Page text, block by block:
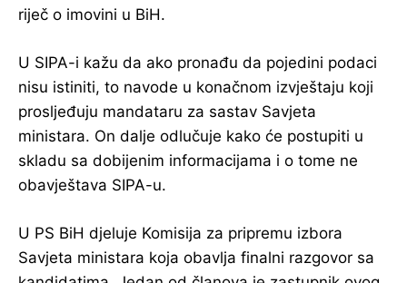
riječ o imovini u BiH.
U SIPA-i kažu da ako pronađu da pojedini podaci
nisu istiniti, to navode u konačnom izvještaju koji
prosljeđuju mandataru za sastav Savjeta
ministara. On dalje odlučuje kako će postupiti u
skladu sa dobijenim informacijama i o tome ne
obavještava SIPA-u.
U PS BiH djeluje Komisija za pripremu izbora
Savjeta ministara koja obavlja finalni razgovor sa